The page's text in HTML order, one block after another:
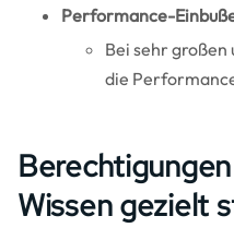
Performance-
Bei sehr großen
die
Wissen gezielt